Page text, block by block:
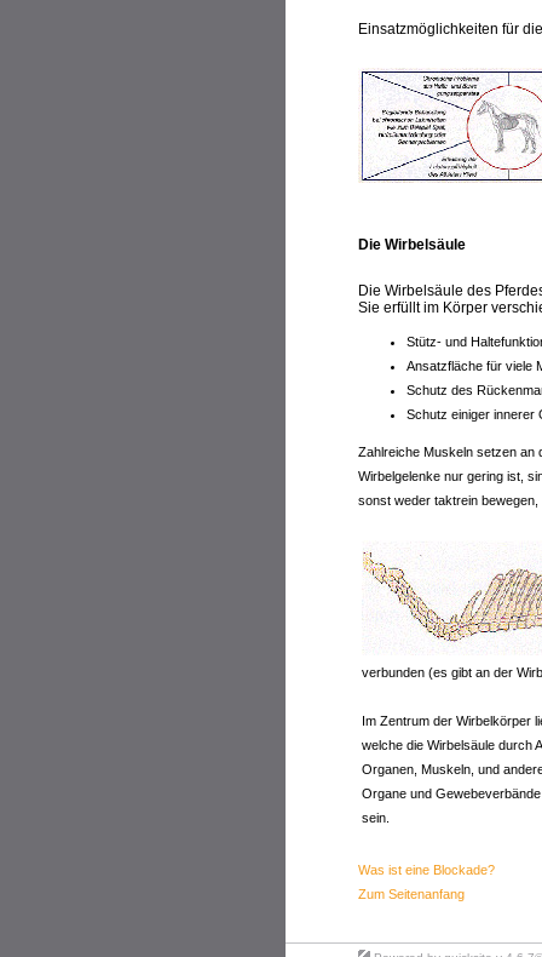
Einsatzmöglichkeiten für
Die Wirbelsäule
Die Wirbelsäule des
Sie erfüllt im Körper
Stütz- und
Ansatzfläche für viele
Schutz des
Schutz einiger innerer
Zahlreiche Muskeln setzen an
Wirbelgelenke nur gering ist,
sonst weder taktrein
verbunden (es gibt an der
Im Zentrum der Wirbelkörper
welche die Wirbelsäule durch
Organen, Muskeln, und
Organe und
sein.
Was ist eine Blockade?
Zum Seitenanfang